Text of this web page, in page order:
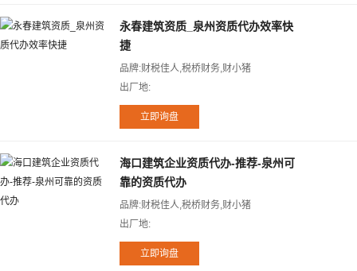
永春建筑资质_泉州资质代办效率快
捷
品牌:财税佳人,税桥财务,财小猪
出厂地:
海口建筑企业资质代办-推荐-泉州可
靠的资质代办
品牌:财税佳人,税桥财务,财小猪
出厂地: